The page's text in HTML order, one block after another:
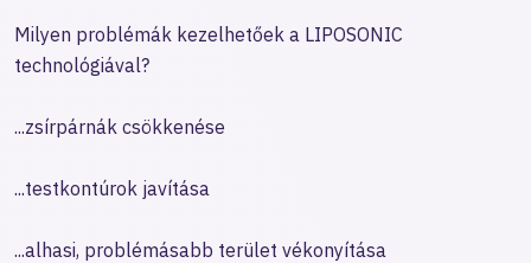
Milyen problémák kezelhetőek a LIPOSONIC
technológiával?
...zsírpárnák csökkenése
...testkontúrok javítása
...alhasi, problémásabb terület vékonyítása